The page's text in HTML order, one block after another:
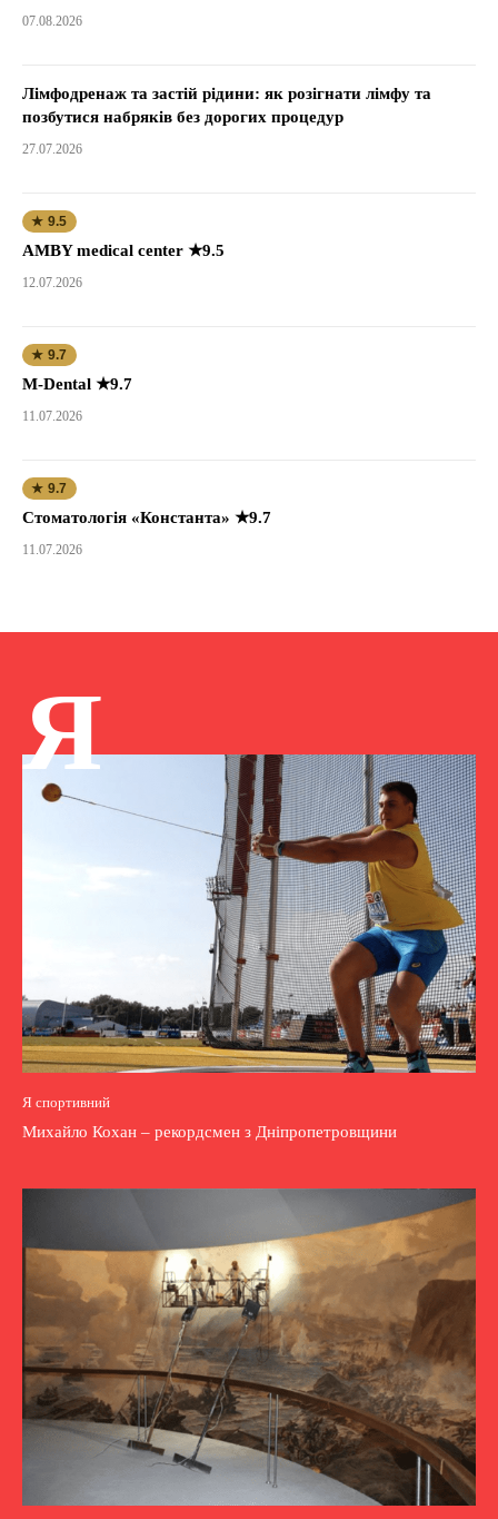
07.08.2026
Лімфодренаж та застій рідини: як розігнати лімфу та
позбутися набряків без дорогих процедур
27.07.2026
★ 9.5
AMBY medical center ★9.5
12.07.2026
★ 9.7
M-Dental ★9.7
11.07.2026
★ 9.7
Стоматологія «Константа» ★9.7
11.07.2026
Я
Я спортивний
Михайло Кохан – рекордсмен з Дніпропетровщини